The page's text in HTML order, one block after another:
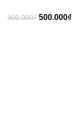
900.000₫ 500.000₫